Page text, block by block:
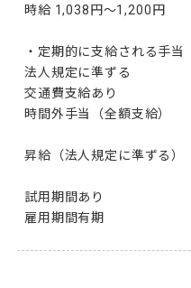
時給 1,038円〜1,200円
・定期的に支給される手当
法人規定に準ずる
交通費支給あり
時間外手当（全額支給）
昇給（法人規定に準ずる）
試用期間あり
雇用期間有期